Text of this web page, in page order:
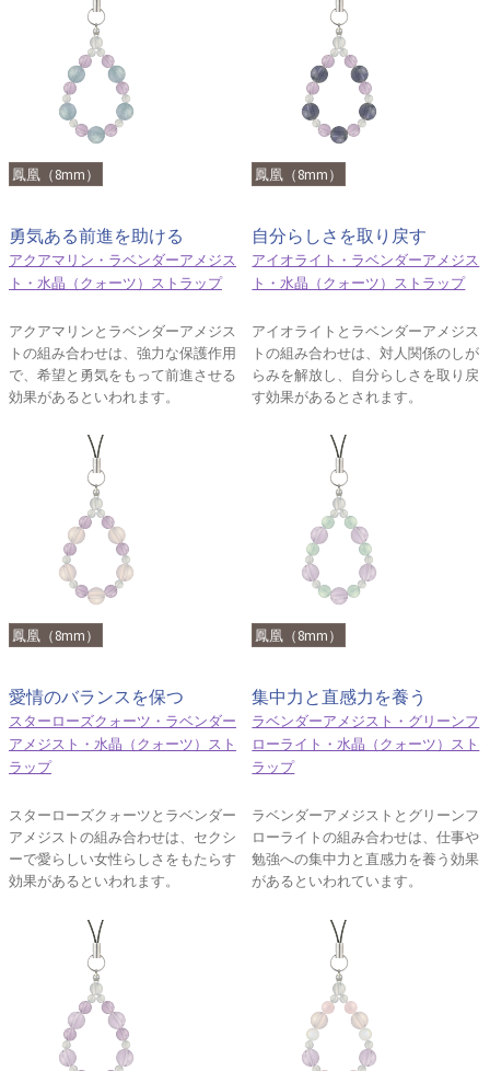
鳳凰（8mm）
勇気ある前進を助ける
アクアマリン・ラベンダーアメジス
ト・水晶（クォーツ）ストラップ
アクアマリンとラベンダーアメジス
トの組み合わせは、強力な保護作用
で、希望と勇気をもって前進させる
効果があるといわれます。
鳳凰（8mm）
自分らしさを取り戻す
アイオライト・ラベンダーアメジス
ト・水晶（クォーツ）ストラップ
アイオライトとラベンダーアメジス
トの組み合わせは、対人関係のしが
らみを解放し、自分らしさを取り戻
す効果があるとされます。
鳳凰（8mm）
愛情のバランスを保つ
スターローズクォーツ・ラベンダー
アメジスト・水晶（クォーツ）スト
ラップ
スターローズクォーツとラベンダー
アメジストの組み合わせは、セクシ
ーで愛らしい女性らしさをもたらす
効果があるといわれます。
鳳凰（8mm）
集中力と直感力を養う
ラベンダーアメジスト・グリーンフ
ローライト・水晶（クォーツ）スト
ラップ
ラベンダーアメジストとグリーンフ
ローライトの組み合わせは、仕事や
勉強への集中力と直感力を養う効果
があるといわれています。